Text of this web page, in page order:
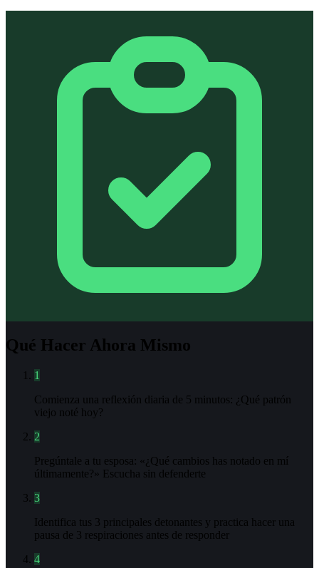
Qué Hacer Ahora Mismo
1
Comienza una reflexión diaria de 5 minutos: ¿Qué patrón
viejo noté hoy?
2
Pregúntale a tu esposa: «¿Qué cambios has notado en mí
últimamente?» Escucha sin defenderte
3
Identifica tus 3 principales detonantes y practica hacer una
pausa de 3 respiraciones antes de responder
4